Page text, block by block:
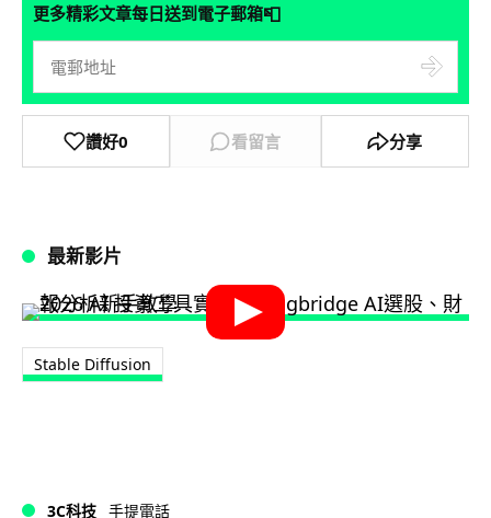
更多精彩文章每日送到電子郵箱📮
讚好0 看留言 分享
最新影片
Stable Diffusion
3C科技 手提電話